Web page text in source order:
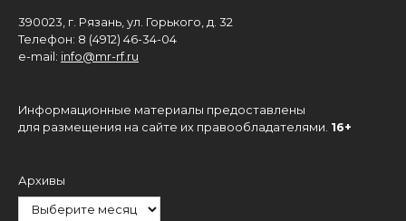
390023, г. Рязань, ул. Горького, д. 32
Телефон: 8 (4912) 46-34-04
e-mail: info@mr-rf.ru
Информационные материалы предоставлены
для размещения на сайте их правообладателями. 16+
Архивы